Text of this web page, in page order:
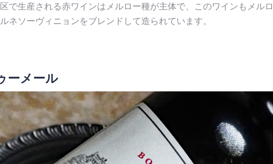
で生産される赤ワインはメルロー種が主体で、このワインもメルロ
ネソーヴィニョンをブレンドして造られています。
ーメール